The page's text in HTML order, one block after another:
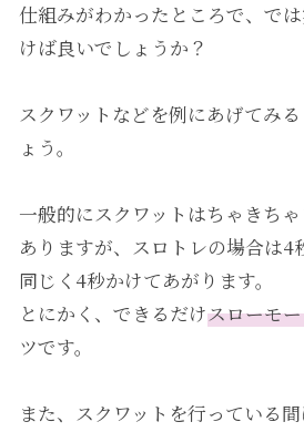
仕組みがわかったところで、で
けば良いでしょうか？
スクワットなどを例にあげてみ
ょう。
一般的にスクワットはちゃきち
ありますが、スロトレの場合は4
同じく4秒かけてあがります。
とにかく、できるだけスローモ
ツです。
また、スクワットを行っている